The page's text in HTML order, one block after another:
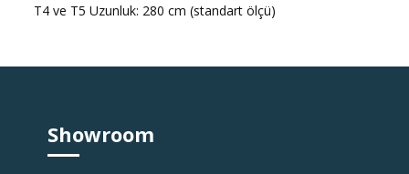
T4 ve T5 Uzunluk: 280 cm (standart ölçü)
Showroom